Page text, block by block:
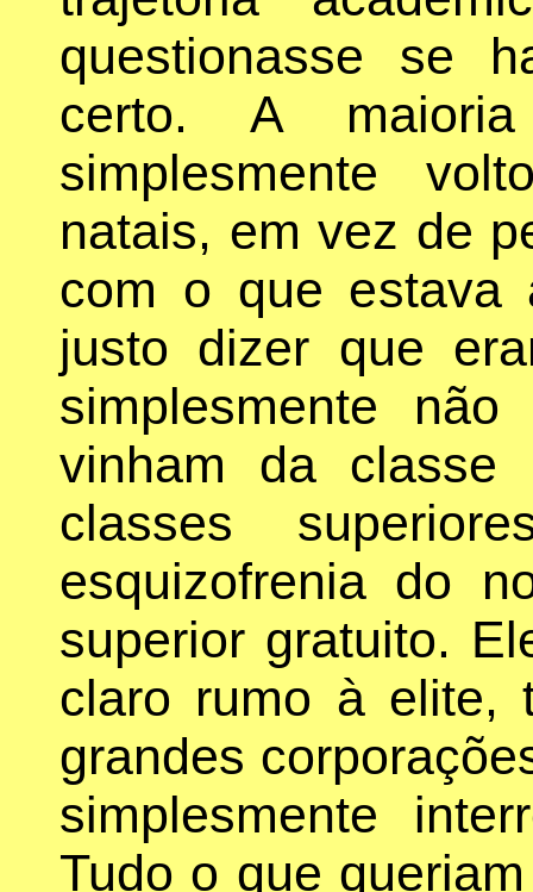
questionasse se
certo. A
simplesmente
natais, em vez de
com o que estava
justo dizer que
simplesmente
vinham da classe
classes
esquizofrenia do
superior gratuito.
claro rumo à elite,
grandes
simplesmente
Tudo o que